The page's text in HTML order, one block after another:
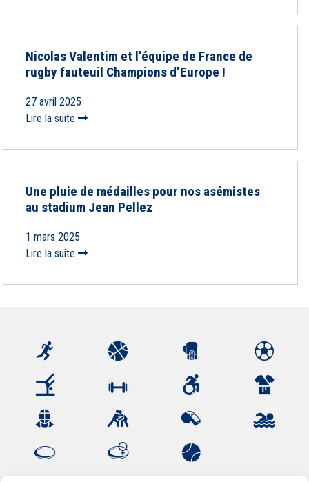
Nicolas Valentim et l’équipe de France de
rugby fauteuil Champions d’Europe !
27 avril 2025
Lire la suite
Une pluie de médailles pour nos asémistes
au stadium Jean Pellez
1 mars 2025
Lire la suite